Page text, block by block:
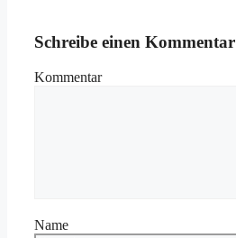
Schreibe einen Kommentar
Kommentar
Name